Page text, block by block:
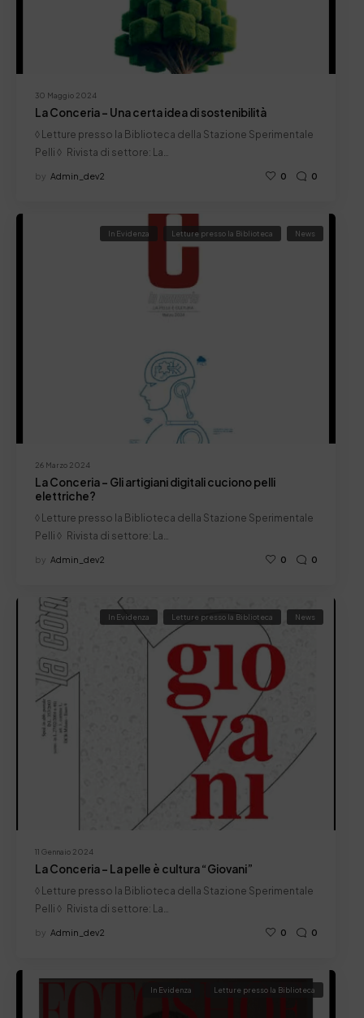
30 Maggio 2024
La Conceria – Una certa idea di sostenibilità
◊ Letture presso la Biblioteca della Stazione Sperimentale
Pelli ◊ Rivista di settore: La…
by Admin_dev2 0 0
26 Marzo 2024
In Evidenza Letture presso la Biblioteca News
La Conceria – Gli artigiani digitali cuciono pelli
elettriche?
◊ Letture presso la Biblioteca della Stazione Sperimentale
Pelli ◊ Rivista di settore: La…
by Admin_dev2 0 0
11 Gennaio 2024
In Evidenza Letture presso la Biblioteca News
La Conceria – La pelle è cultura “Giovani”
◊ Letture presso la Biblioteca della Stazione Sperimentale
Pelli ◊ Rivista di settore: La…
by Admin_dev2 0 0
In Evidenza Letture presso la Biblioteca